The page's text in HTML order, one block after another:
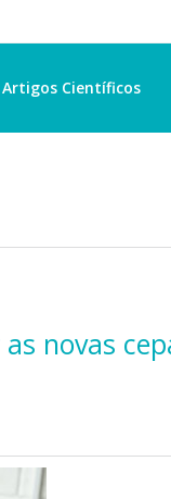
Artigos Científicos
novas